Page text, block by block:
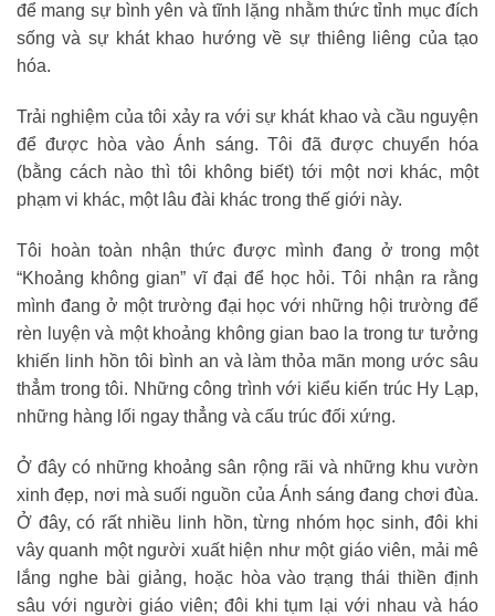
để mang sự bình yên và tĩnh lặng nhằm thức tỉnh mục đích
sống và sự khát khao hướng về sự thiêng liêng của tạo
hóa.
Trải nghiệm của tôi xảy ra với sự khát khao và cầu nguyện
để được hòa vào Ánh sáng. Tôi đã được chuyển hóa
(bằng cách nào thì tôi không biết) tới một nơi khác, một
phạm vi khác, một lâu đài khác trong thế giới này.
Tôi hoàn toàn nhận thức được mình đang ở trong một
“Khoảng không gian” vĩ đại để học hỏi. Tôi nhận ra rằng
mình đang ở một trường đại học với những hội trường để
rèn luyện và một khoảng không gian bao la trong tư tưởng
khiến linh hồn tôi bình an và làm thỏa mãn mong ước sâu
thẳm trong tôi. Những công trình với kiểu kiến trúc Hy Lạp,
những hàng lối ngay thẳng và cấu trúc đối xứng.
Ở đây có những khoảng sân rộng rãi và những khu vườn
xinh đẹp, nơi mà suối nguồn của Ánh sáng đang chơi đùa.
Ở đây, có rất nhiều linh hồn, từng nhóm học sinh, đôi khi
vây quanh một người xuất hiện như một giáo viên, mải mê
lắng nghe bài giảng, hoặc hòa vào trạng thái thiền định
sâu với người giáo viên; đôi khi tụm lại với nhau và háo